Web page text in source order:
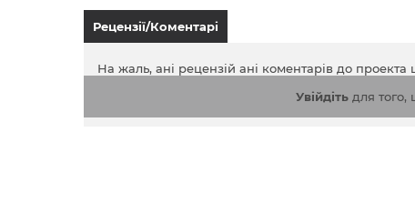
Рецензії/Коментарі
На жаль, ані рецензій ані коментарів до
Увійдітьдля того,